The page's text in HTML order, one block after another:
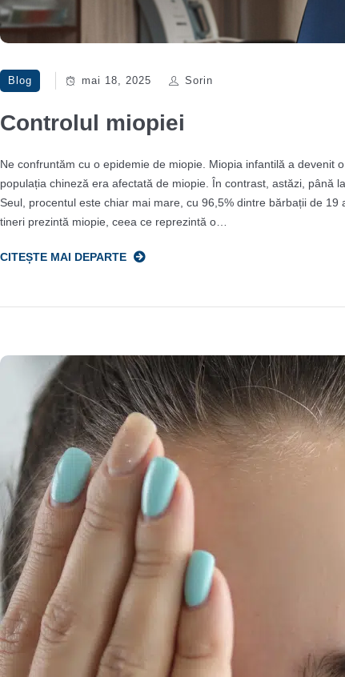
Blog mai 18, 2025 Sorin
Controlul miopiei
Ne confruntăm cu o epidemie de miopie. Miopia infantilă a
populația chineză era afectată de miopie. În contrast, astăzi, până
Seul, procentul este chiar mai mare, cu 96,5% dintre bărbații de
tineri prezintă miopie, ceea ce reprezintă o…
CITEȘTE MAI DEPARTE